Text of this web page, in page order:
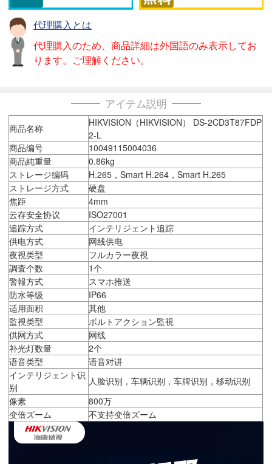
代理購入とは
代理購入のため、商品詳細は外国語のみ表示してお
ります。ご理解ください。
アイテム説明
商品名称
HIKVISION（HIKVISION） DS-2CD3T87FDP
2-L
商品编号
10049115004036
商品純重量
0.86kg
ストレージ编码
H.265，Smart H.264，Smart H.265
ストレージ方式
硬盘
焦距
4mm
云存安全协议
ISO27001
追踪方式
インテリジェント追踪
供电方式
网线供电
夜視类型
フルカラー夜視
調査个数
1个
警報方式
スマホ推送
防水等级
IP66
适用面积
其他
監視类型
ボルトアクション監視
供网方式
网线
补光灯数量
2个
语音类型
语音对讲
インテリジェント识
别
人脸识别，车辆识别，车牌识别，移动识别
像素
800万
变倍ズーム
不支持变倍ズーム